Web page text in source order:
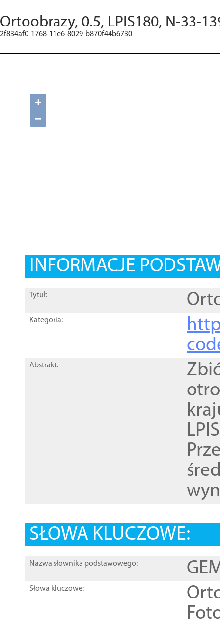
Ortoobrazy, 0.5, LPIS180, N-33-
2f834af0-1768-11e6-8029-b870f44b6730
+
−
INFORMACJE
Tytuł:
Kategoria:
Abstrakt:
SŁOWA KLUCZOWE:
Nazwa słownika podstawowego:
Słowa kluczowe: